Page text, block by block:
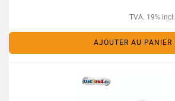
TVA. 19%
AJOUTER AU PANIER